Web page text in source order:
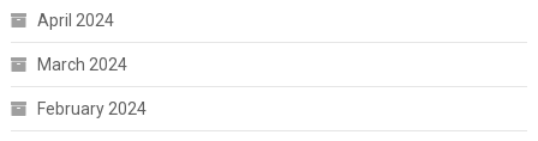
April 2024
March 2024
February 2024